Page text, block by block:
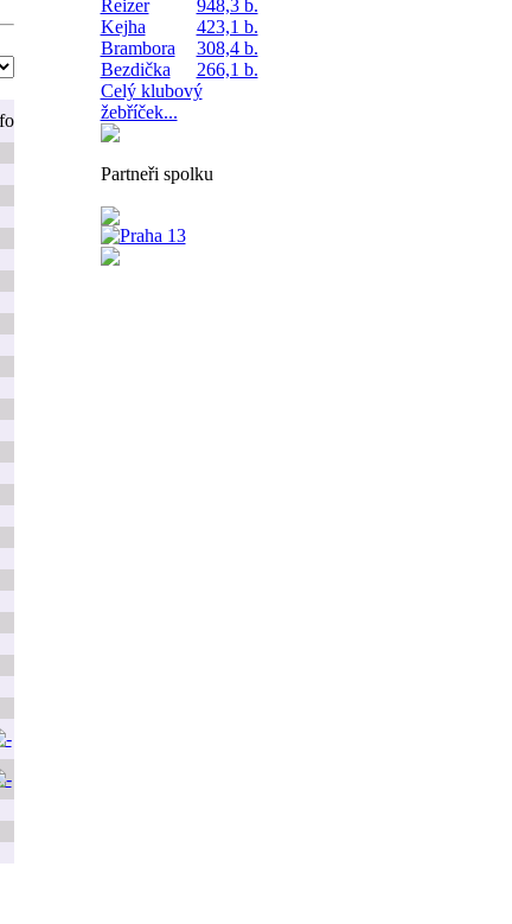
Reizer
948,3 b.
Kejha
423,1 b.
Brambora
308,4 b.
Bezdička
266,1 b.
Celý klubový
žebříček...
Partneři spolku